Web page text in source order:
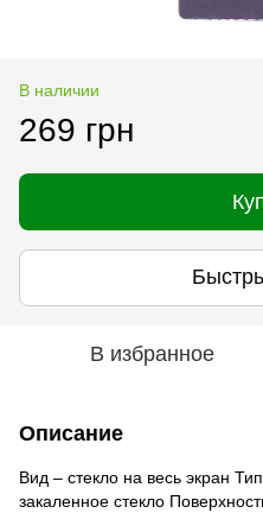
В наличии
269 грн
В избранное
Описание
Вид – стекло на весь экран
закаленное стекло